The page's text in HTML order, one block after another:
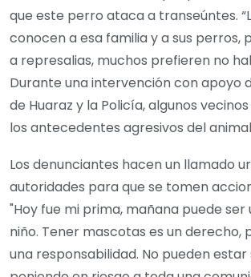
que este perro ataca a transeúntes.
conocen a esa familia y a sus perros,
a represalias, muchos prefieren no
Durante una intervención con apoyo
de Huaraz y la Policía, algunos
los antecedentes agresivos del
Los denunciantes hacen un llamado
autoridades para que se tomen
"Hoy fue mi prima, mañana puede ser
niño. Tener mascotas es un derecho,
una responsabilidad. No pueden estar